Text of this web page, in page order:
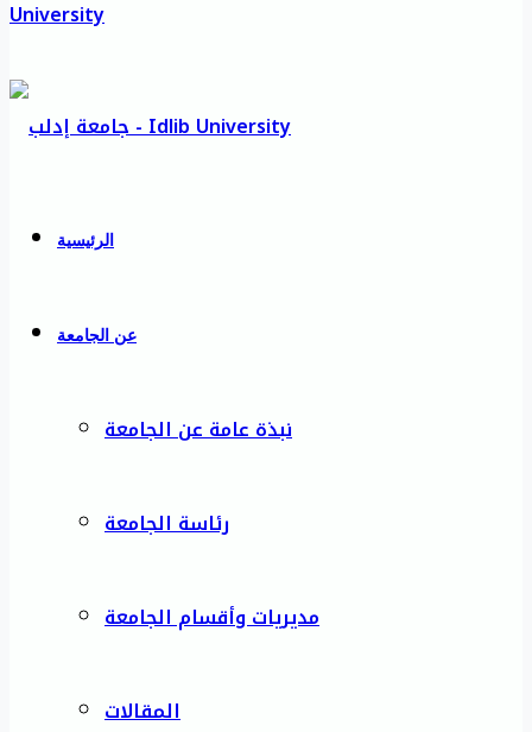
الرئيسية
عن الجامعة
نبذة عامة عن الجامعة
رئاسة الجامعة
مديريات وأقسام الجامعة
المقالات